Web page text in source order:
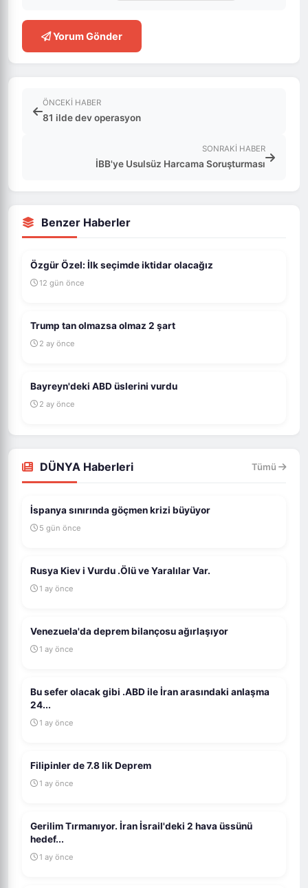
Yorum Gönder
ÖNCEKI HABER
81 ilde dev operasyon
SONRAKI HABER
İBB'ye Usulsüz Harcama Soruşturması
Benzer Haberler
Özgür Özel: İlk seçimde iktidar olacağız
12 gün önce
Trump tan olmazsa olmaz 2 şart
2 ay önce
Bayreyn'deki ABD üslerini vurdu
2 ay önce
DÜNYA Haberleri Tümü
İspanya sınırında göçmen krizi büyüyor
5 gün önce
Rusya Kiev i Vurdu .Ölü ve Yaralılar Var.
1 ay önce
Venezuela'da deprem bilançosu ağırlaşıyor
1 ay önce
Bu sefer olacak gibi .ABD ile İran arasındaki anlaşma
24...
1 ay önce
Filipinler de 7.8 lik Deprem
1 ay önce
Gerilim Tırmanıyor. İran İsrail'deki 2 hava üssünü
hedef...
1 ay önce